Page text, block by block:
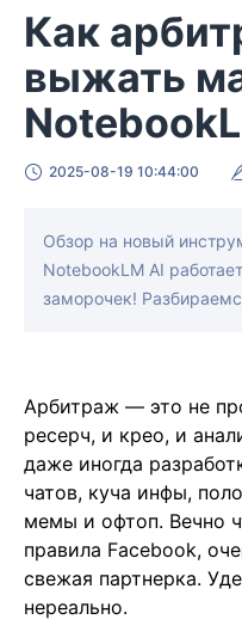
Как
выжать
2025-08-19 10:44:00
Обзор на новый
NotebookLM AI
заморочек!
Арбитраж — это не
ресерч, и крео, и
даже иногда
чатов, куча инфы,
мемы и офтоп. Вечно
правила Facebook,
свежая партнерка.
нереально.